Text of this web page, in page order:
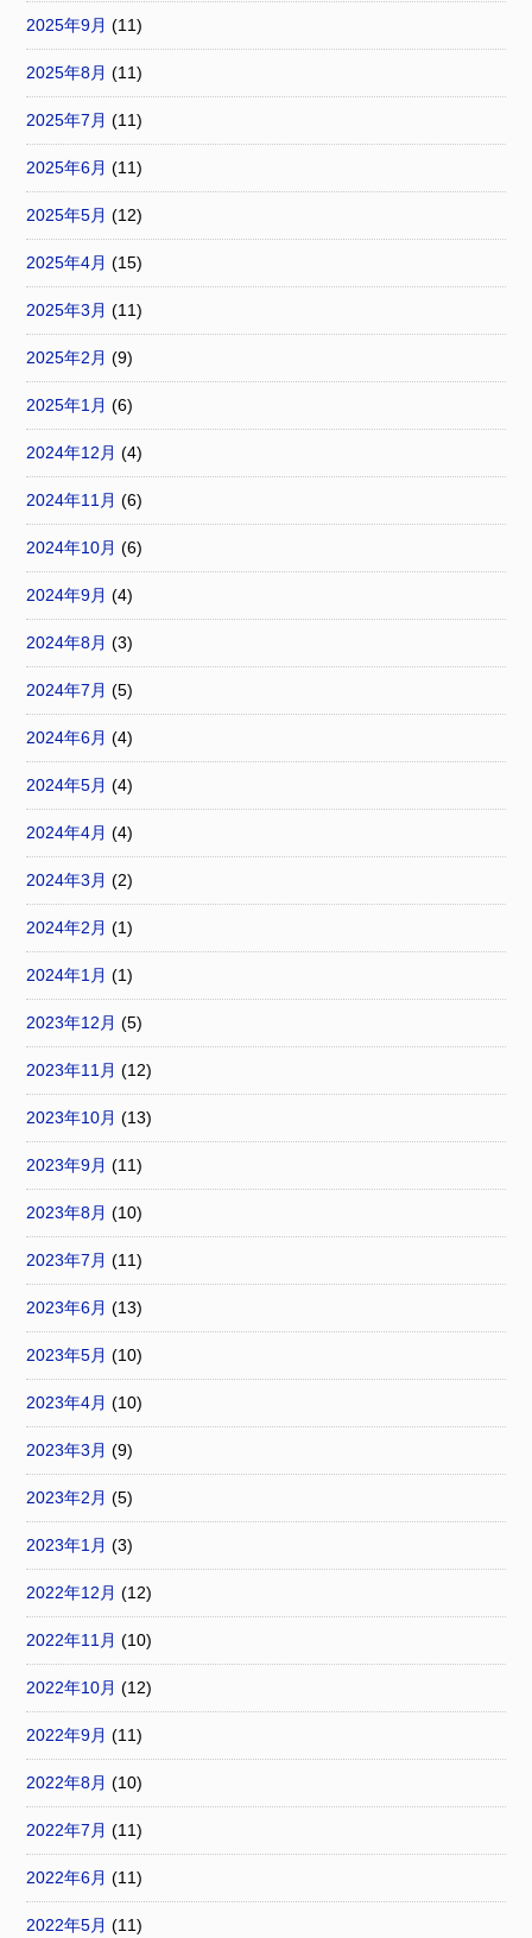
2025年9月 (11)
2025年8月 (11)
2025年7月 (11)
2025年6月 (11)
2025年5月 (12)
2025年4月 (15)
2025年3月 (11)
2025年2月 (9)
2025年1月 (6)
2024年12月 (4)
2024年11月 (6)
2024年10月 (6)
2024年9月 (4)
2024年8月 (3)
2024年7月 (5)
2024年6月 (4)
2024年5月 (4)
2024年4月 (4)
2024年3月 (2)
2024年2月 (1)
2024年1月 (1)
2023年12月 (5)
2023年11月 (12)
2023年10月 (13)
2023年9月 (11)
2023年8月 (10)
2023年7月 (11)
2023年6月 (13)
2023年5月 (10)
2023年4月 (10)
2023年3月 (9)
2023年2月 (5)
2023年1月 (3)
2022年12月 (12)
2022年11月 (10)
2022年10月 (12)
2022年9月 (11)
2022年8月 (10)
2022年7月 (11)
2022年6月 (11)
2022年5月 (11)